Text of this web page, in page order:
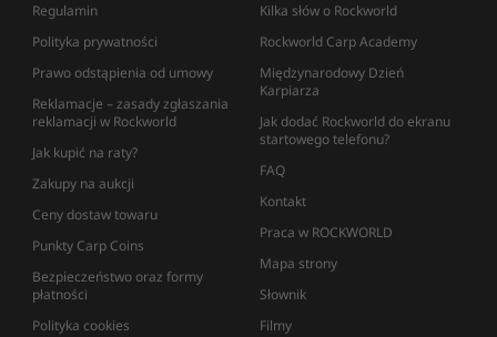
Regulamin
Polityka prywatności
Prawo odstąpienia od umowy
Reklamacje – zasady zgłaszania
reklamacji w Rockworld
Jak kupić na raty?
Zakupy na aukcji
Ceny dostaw towaru
Punkty Carp Coins
Bezpieczeństwo oraz formy
płatności
Polityka cookies
Kilka słów o Rockworld
Rockworld Carp Academy
Międzynarodowy Dzień
Karpiarza
Jak dodać Rockworld do ekranu
startowego telefonu?
FAQ
Kontakt
Praca w ROCKWORLD
Mapa strony
Słownik
Filmy